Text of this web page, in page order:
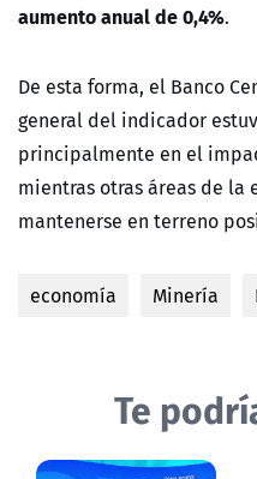
aumento anual de 0,4%.
De esta forma, el Banco
general del indicador
principalmente en el
mientras otras áreas de la
mantenerse en terreno
economía Minería
Te